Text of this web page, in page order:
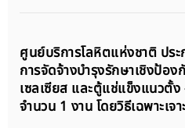
ศูนย์บริการโลหิตแห่งชาติ ปร
การจัดจ้างบำรุงรักษาเชิงป้อ
เซลเซียส และตู้แช่แข็งแนวตั้
จำนวน 1 งาน โดยวิธีเฉพาะเจา